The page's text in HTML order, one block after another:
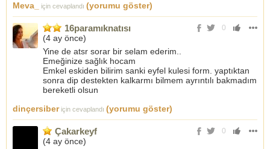
Meva_
için cevaplandı (yorumu göster)
0
16paramıknatısı
(4 ay önce)
Yine de atsr sorar bir selam ederim..
Emeğinize sağlık hocam
Emkel eskiden bilirim sanki eyfel kulesi form. yaptıktan
sonra dip destekten kalkarmı bilmem ayrıntılı bakmadım
bereketli olsun
dinçersiberiçin cevaplandı (yorumu göster)
0
Çakarkeyf
(4 ay önce)